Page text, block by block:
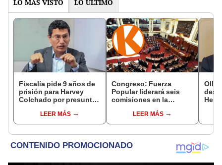
LO MÁS VISTO LO ÚLTIMO
Fiscalía pide 9 años de
prisión para Harvey
Colchado por presunta
incompatible y falsedad
ideológica
LEER MÁS
Congreso: Fuerza
Popular liderará seis
comisiones en la
LEER MÁS